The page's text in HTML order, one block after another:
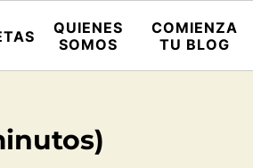
QUIENES
SOMOS
COMIENZA
TU BLOG